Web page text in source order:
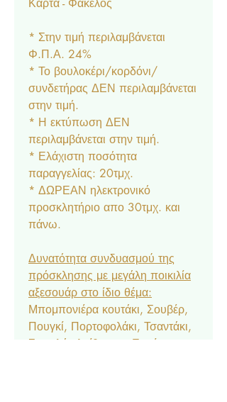
Κάρτα - Φάκελος
* Στην τιμή περιλαμβάνεται
Φ.Π.Α. 24%
* Το βουλοκέρι/κορδόνι/
συνδετήρας ΔΕΝ περιλαμβάνεται
στην τιμή.
* Η εκτύπωση ΔΕΝ
περιλαμβάνεται στην τιμή.
* Ελάχιστη ποσότητα
παραγγελίας: 20τμχ.
* ΔΩΡΕΑΝ ηλεκτρονικό
προσκλητήριο απο 30τμχ. και
πάνω.
Δυνατότητα συνδυασμού της
πρόσκλησης με μεγάλη ποικιλία
αξεσουάρ στο ίδιο θέμα:
Μπομπονιέρα κουτάκι, Σουβέρ,
Πουγκί, Πορτοφολάκι, Τσαντάκι,
Σουπλά, Αρίθμηση, Ετικέτα